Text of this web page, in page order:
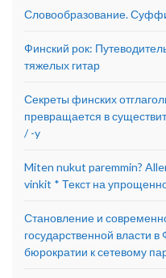
Словообразование.
Финский рок:
тяжелых гитар
Секреты финских
превращается в
/ -y
Miten nukut paremmin?
vinkit * Текст на
Становление и
государственной власти
бюрократии к сетевому